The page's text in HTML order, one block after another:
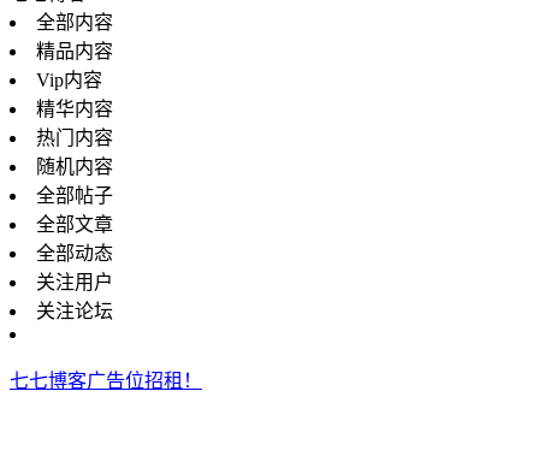
全部内容
精品内容
Vip内容
精华内容
热门内容
随机内容
全部帖子
全部文章
全部动态
关注用户
关注论坛
七七博客广告位招租！